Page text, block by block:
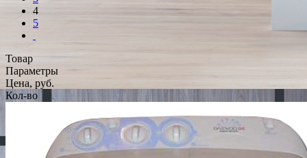
4
5
Товар
Параметры
Цена, руб.
Кол-во